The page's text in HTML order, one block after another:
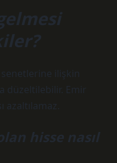
senetlerine ilişkin
düzeltilebilir. Emir
azaltılamaz.
hisse nasıl